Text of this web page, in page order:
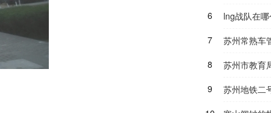
6
lng战队在
7
苏州常熟车
8
苏州市教育
9
苏州地铁二